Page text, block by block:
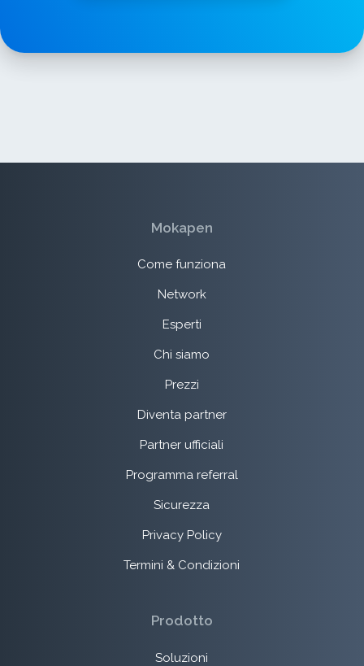
Mokapen
Come funziona
Network
Esperti
Chi siamo
Prezzi
Diventa partner
Partner ufficiali
Programma referral
Sicurezza
Privacy Policy
Termini & Condizioni
Prodotto
Soluzioni